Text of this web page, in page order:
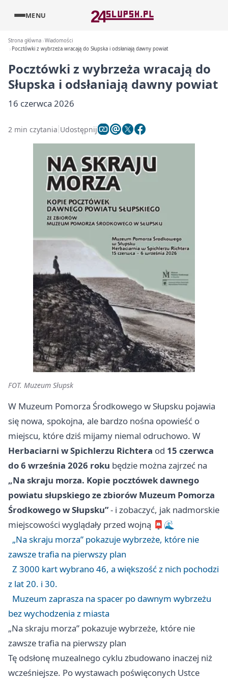
MENU
Strona główna Wiadomości
Pocztówki z wybrzeża wracają do Słupska i odsłaniają dawny powiat
Pocztówki z wybrzeża wracają do
Słupska i odsłaniają dawny powiat
16 czerwca 2026
2 min czytania Udostępnij
FOT. Muzeum Słupsk
W Muzeum Pomorza Środkowego w Słupsku pojawia
się nowa, spokojna, ale bardzo nośna opowieść o
miejscu, które dziś mijamy niemal odruchowo. W
Herbaciarni w Spichlerzu Richtera od 15 czerwca
do 6 września 2026 roku będzie można zajrzeć na
„Na skraju morza. Kopie pocztówek dawnego
powiatu słupskiego ze zbiorów Muzeum Pomorza
Środkowego w Słupsku”- i zobaczyć, jak nadmorskie
miejscowości wyglądały przed wojną 📮🌊
„Na skraju morza” pokazuje wybrzeże, które nie
zawsze trafia na pierwszy plan
Z 3000 kart wybrano 46, a większość z nich pochodzi
z lat 20. i 30.
Muzeum zaprasza na spacer po dawnym wybrzeżu
bez wychodzenia z miasta
„Na skraju morza” pokazuje wybrzeże, które nie
zawsze trafia na pierwszy plan
Tę odsłonę muzealnego cyklu zbudowano inaczej niż
wcześniejsze. Po wystawach poświęconych Ustce